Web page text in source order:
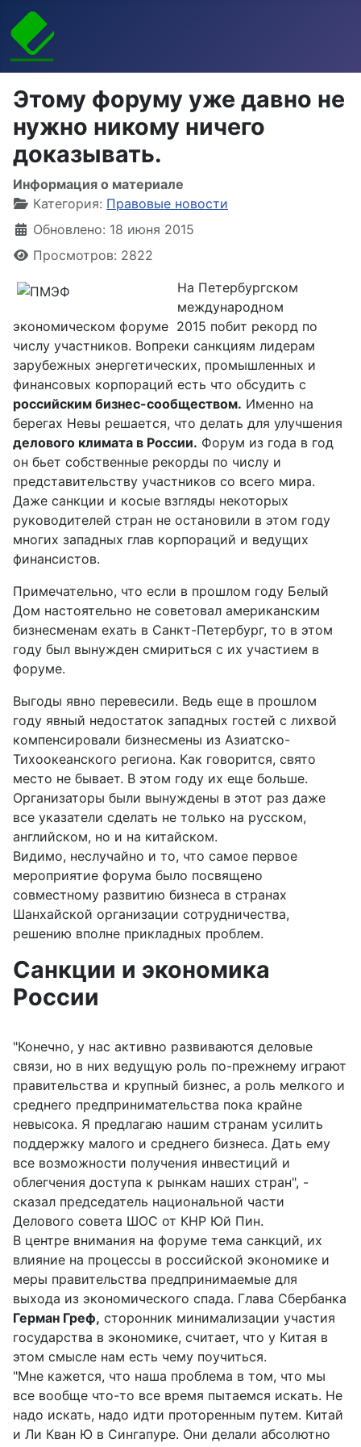
Этому форуму уже давно не
нужно никому ничего
доказывать.
Информация о материале
Категория: Правовые новости
Обновлено: 18 июня 2015
Просмотров: 2822
На Петербургском
международном
экономическом форуме 2015 побит рекорд по
числу участников. Вопреки санкциям лидерам
зарубежных энергетических, промышленных и
финансовых корпораций есть что обсудить с
российским бизнес-сообществом. Именно на
берегах Невы решается, что делать для улучшения
делового климата в России. Форум из года в год
он бьет собственные рекорды по числу и
представительству участников со всего мира.
Даже санкции и косые взгляды некоторых
руководителей стран не остановили в этом году
многих западных глав корпораций и ведущих
финансистов.
Примечательно, что если в прошлом году Белый
Дом настоятельно не советовал американским
бизнесменам ехать в Санкт-Петербург, то в этом
году был вынужден смириться с их участием в
форуме.
Выгоды явно перевесили. Ведь еще в прошлом
году явный недостаток западных гостей с лихвой
компенсировали бизнесмены из Азиатско-
Тихоокеанского региона. Как говорится, свято
место не бывает. В этом году их еще больше.
Организаторы были вынуждены в этот раз даже
все указатели сделать не только на русском,
английском, но и на китайском.
Видимо, неслучайно и то, что самое первое
мероприятие форума было посвящено
совместному развитию бизнеса в странах
Шанхайской организации сотрудничества,
решению вполне прикладных проблем.
Санкции и экономика
России
"Конечно, у нас активно развиваются деловые
связи, но в них ведущую роль по-прежнему играют
правительства и крупный бизнес, а роль мелкого и
среднего предпринимательства пока крайне
невысока. Я предлагаю нашим странам усилить
поддержку малого и среднего бизнеса. Дать ему
все возможности получения инвестиций и
облегчения доступа к рынкам наших стран", -
сказал председатель национальной части
Делового совета ШОС от КНР Юй Пин.
В центре внимания на форуме тема санкций, их
влияние на процессы в российской экономике и
меры правительства предпринимаемые для
выхода из экономического спада. Глава Сбербанка
Герман Греф, сторонник минимализации участия
государства в экономике, считает, что у Китая в
этом смысле нам есть чему поучиться.
"Мне кажется, что наша проблема в том, что мы
все вообще что-то все время пытаемся искать. Не
надо искать, надо идти проторенным путем. Китай
и Ли Кван Ю в Сингапуре. Они делали абсолютно